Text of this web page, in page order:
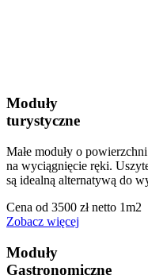
Moduły
turystyczne
Małe moduły o
na wyciągnięcie ręki.
są idealną alternatywą do
Cena od 3500 zł netto 1m2
Zobacz więcej
Moduły
Gastronomiczne